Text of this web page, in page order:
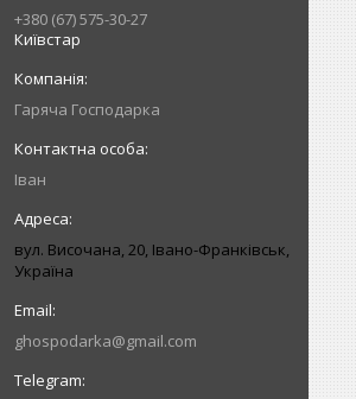
+380 (67) 575-30-27
Київстар
Гаряча Господарка
Іван
вул. Височана, 20, Івано-Франківськ,
Україна
ghospodarka@gmail.com